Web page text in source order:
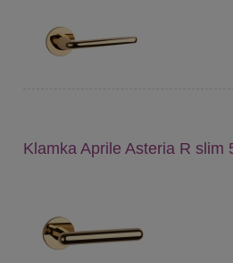
Klamka Aprile Asteria R slim